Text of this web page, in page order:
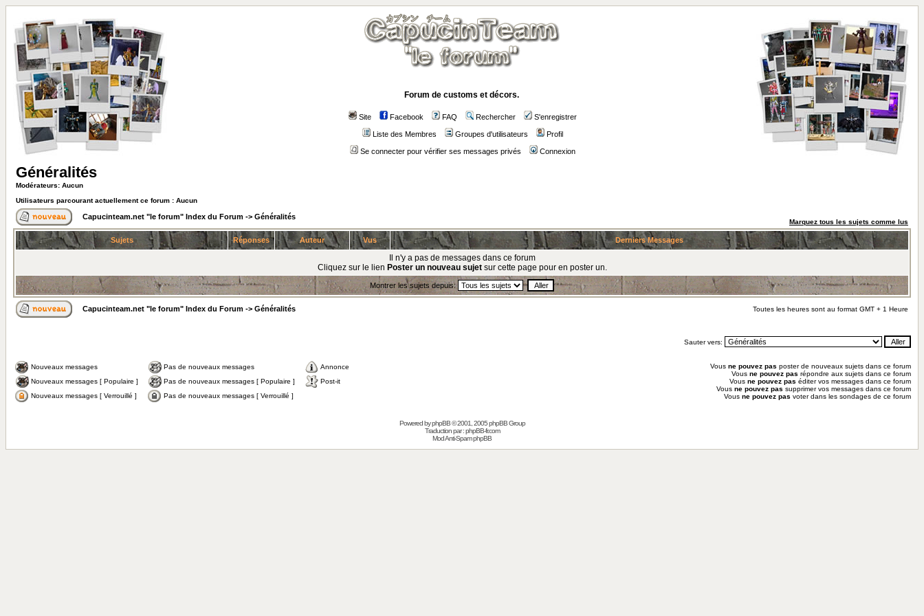
Forum de customs et décors.
Site Facebook FAQ Rechercher S'enregistrer
Liste des Membres Groupes d'utilisateurs Profil
Se connecter pour vérifier ses messages privés Connexion
Généralités
Modérateurs: Aucun
Utilisateurs parcourant actuellement ce forum : Aucun
Capucinteam.net "le forum" Index du Forum -> Généralités
Marquez tous les sujets comme lus
Sujets Réponses Auteur Vus Derniers Messages
Il n'y a pas de messages dans ce forum
Cliquez sur le lien Poster un nouveau sujetsur cette page pour en poster un.
Montrer les sujets depuis:
Capucinteam.net "le forum" Index du Forum -> Généralités Toutes les heures sont au format GMT + 1 Heure
Sauter vers:
Nouveaux messages Pas de nouveaux messages
Annonce
Nouveaux messages [ Populaire ]
Pas de nouveaux messages [ Populaire ]
Post-it
Nouveaux messages [ Verrouillé ]
Pas de nouveaux messages [ Verrouillé ]
Vous ne pouvez pas poster de nouveaux sujets dans ce forum
Vous ne pouvez pas répondre aux sujets dans ce forum
Vous ne pouvez pas éditer vos messages dans ce forum
Vous ne pouvez pas supprimer vos messages dans ce forum
Vous ne pouvez pas voter dans les sondages de ce forum
Powered byphpBB© 2001, 2005 phpBB Group
Traduction par :phpBB-fr.com
Mod Anti-Spam phpBB